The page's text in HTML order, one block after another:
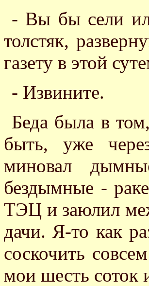
- Вы бы сели
толстяк,
газету в этой
- Извините.
Беда была в
быть, уже
миновал
бездымные -
ТЭЦ и заюлил
дачи. Я-то как
соскочить
мои шесть соток